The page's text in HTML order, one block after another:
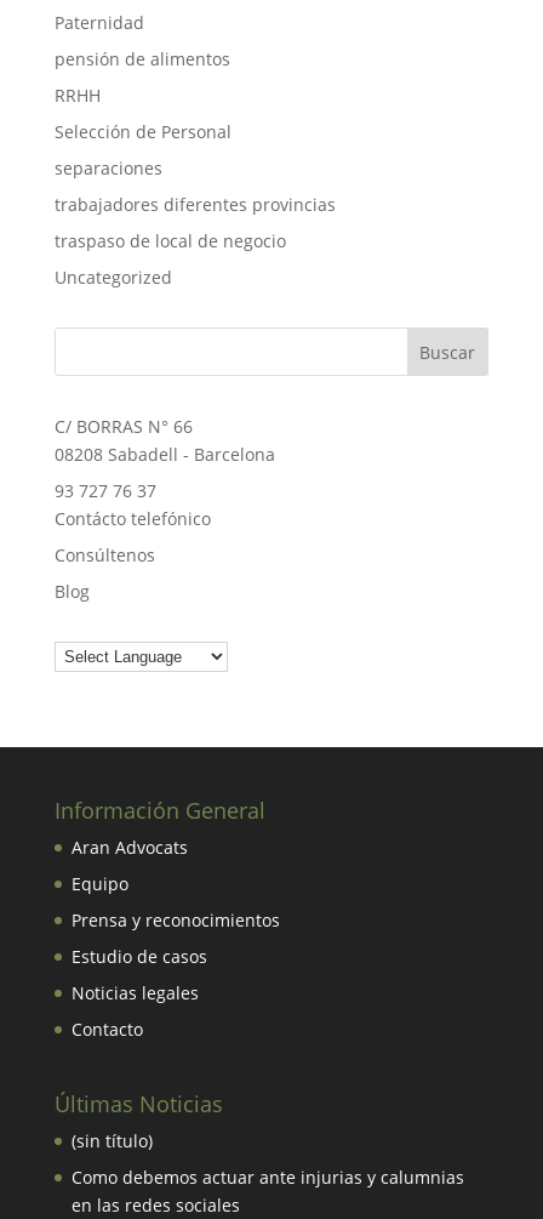
Paternidad
pensión de alimentos
RRHH
Selección de Personal
separaciones
trabajadores diferentes provincias
traspaso de local de negocio
Uncategorized
C/ BORRAS N° 66
08208 Sabadell - Barcelona
93 727 76 37
Contácto telefónico
Consúltenos
Blog
Información General
Aran Advocats
Equipo
Prensa y reconocimientos
Estudio de casos
Noticias legales
Contacto
Últimas Noticias
(sin título)
Como debemos actuar ante injurias y calumnias
en las redes sociales